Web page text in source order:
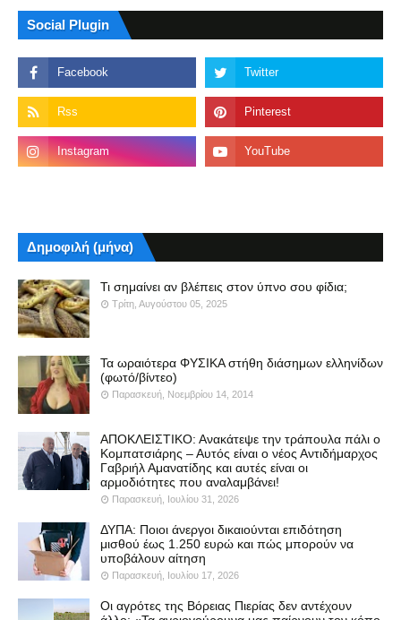
Social Plugin
Δημοφιλή (μήνα)
Τι σημαίνει αν βλέπεις στον ύπνο σου φίδια;
Τρίτη, Αυγούστου 05, 2025
Τα ωραιότερα ΦΥΣΙΚΑ στήθη διάσημων ελληνίδων
(φωτό/βίντεο)
Παρασκευή, Νοεμβρίου 14, 2014
ΑΠΟΚΛΕΙΣΤΙΚΟ: Ανακάτεψε την τράπουλα πάλι ο
Κομπατσιάρης – Αυτός είναι ο νέος Αντιδήμαρχος
Γαβριήλ Αμανατίδης και αυτές είναι οι
αρμοδιότητες που αναλαμβάνει!
Παρασκευή, Ιουλίου 31, 2026
ΔΥΠΑ: Ποιοι άνεργοι δικαιούνται επιδότηση
μισθού έως 1.250 ευρώ και πώς μπορούν να
υποβάλουν αίτηση
Παρασκευή, Ιουλίου 17, 2026
Οι αγρότες της Βόρειας Πιερίας δεν αντέχουν